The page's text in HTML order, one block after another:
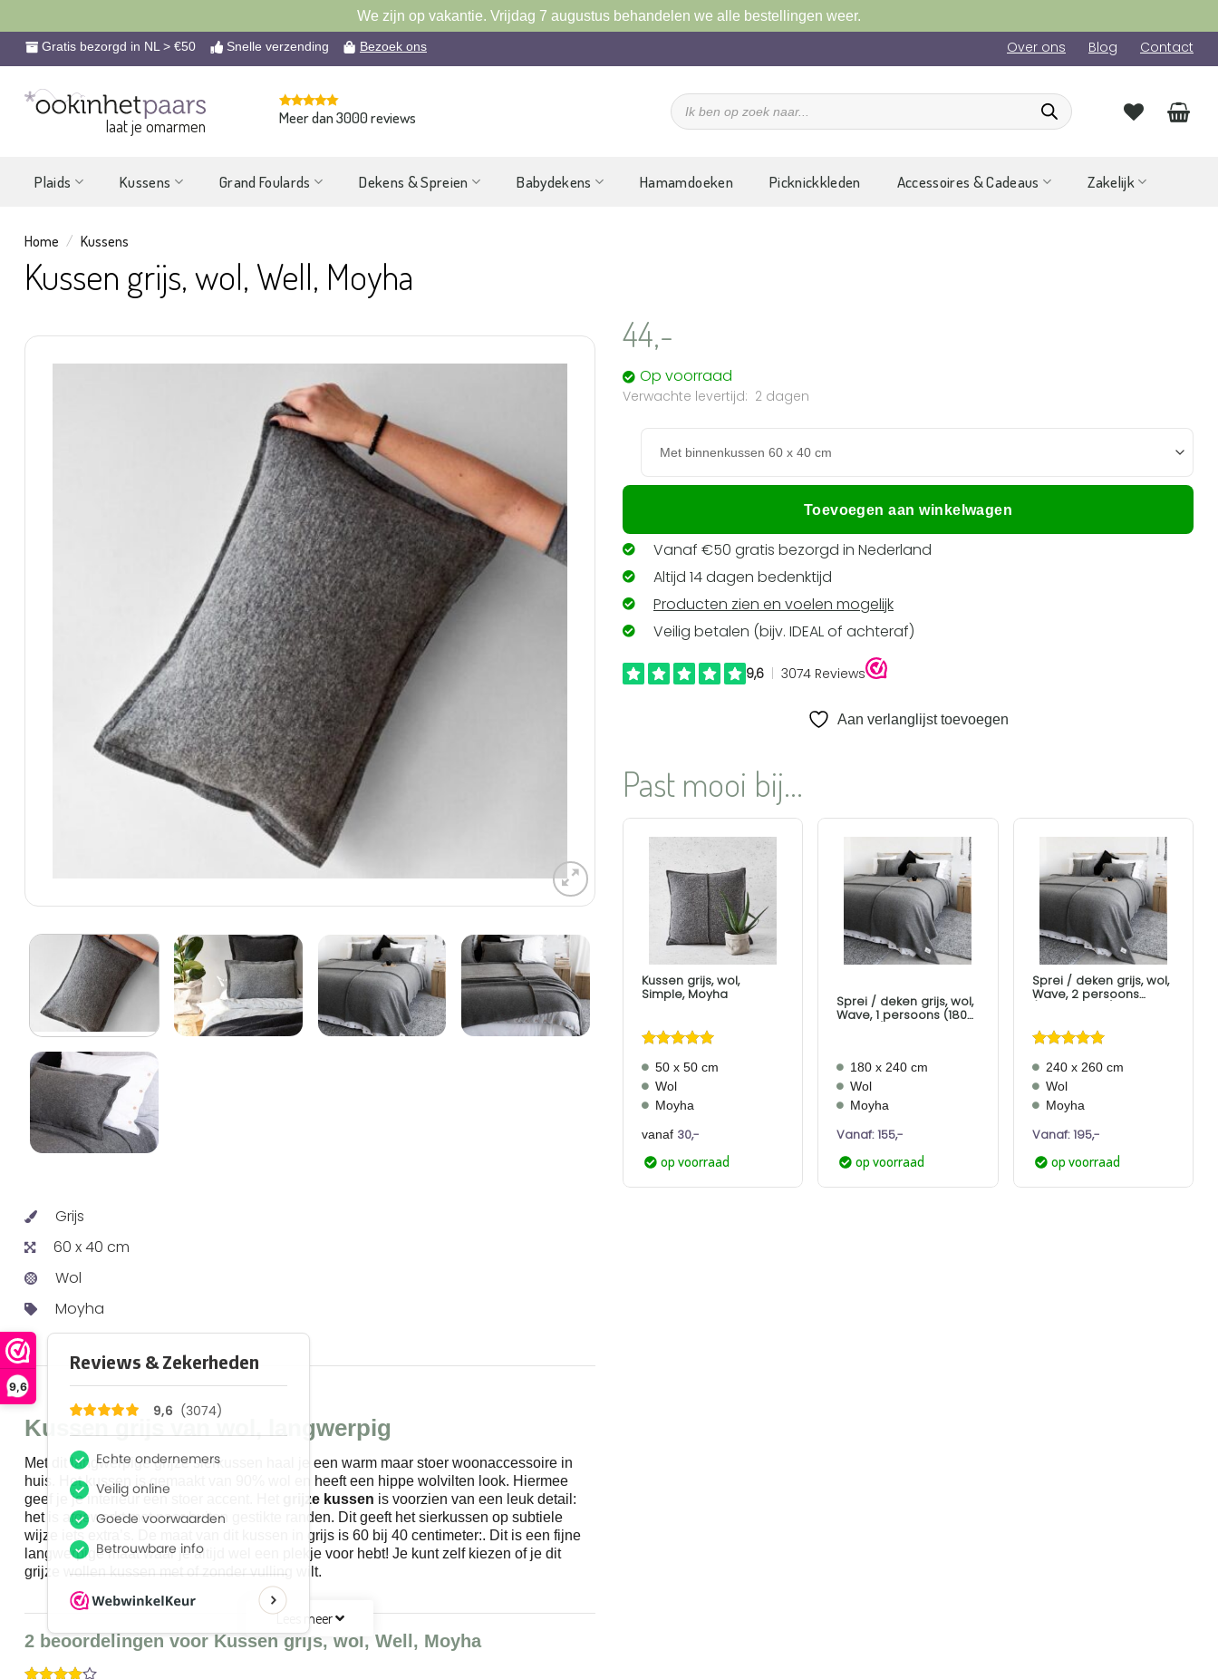
9,6
We zijn op vakantie. Vrijdag 7 augustus behandelen we alle bestellingen weer.
naar
inhoud
Gratis bezorgd in NL > €50 Snelle verzending Bezoek ons Over ons Blog Contact
laat je omarmen Meer dan 3000 reviews
Producten
zoeken
Plaids Kussens Grand Foulards Dekens & Spreien Babydekens Hamamdoeken Picknickkleden Accessoires & Cadeaus Zakelijk
Home / Kussens
Kussen grijs, wol, Well, Moyha
Grijs
60 x 40 cm
Wol
Moyha
Kussen grijs van wol, langwerpig
Met dit langwerpige grijze sierkussen haal je een warm maar stoer woonaccessoire in
huis. Het kussen is gemaakt van 90% wol en heeft een hippe wolvilten look. Hiermee
geef je je interieur een stoer accent. Het
grijze kussen is voorzien van een leuk detail:
het is afgewerkt met naar buiten gestikte randen. Dit geeft het sierkussen op subtiele
wijze iets extra’s. De maat van dit kussen in grijs is 60 bij 40 centimeter:. Dit is een fijne
langwerpige maat waar je altijd wel een plekje voor hebt! Je kunt zelf kiezen of je dit
grijze wollen kussen met of zonder vulling wilt.
Lees meer
2 beoordelingen voor Kussen grijs, wol, Well, Moyha
44,-
Op voorraad
2 dagen
Toevoegen aan winkelwagen
Vanaf €50 gratis bezorgd in Nederland
Altijd 14 dagen bedenktijd
Producten zien en voelen mogelijk
Veilig betalen (bijv. IDEAL of achteraf)
Aan verlanglijst toevoegen
Past mooi bij...
Aan
verlanglijst
toevoegen
Kussen grijs, wol,
Simple, Moyha
Gewaardeerd
5 uit 5
50 x 50 cm
Wol
Moyha
vanaf 30,-
op voorraad
Aan
verlanglijst
toevoegen
Sprei / deken grijs, wol,
Wave, 1 persoons (180-
180 x 240 cm
Wol
Moyha
Vanaf:155,-
op voorraad
Aan
verlanglijst
toevoegen
Sprei / deken grijs, wol,
Wave, 2 persoons
Gewaardeerd
4.71uit 5
240 x 260 cm
Wol
Moyha
Vanaf:195,-
op voorraad